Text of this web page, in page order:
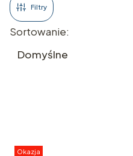
Filtry
Lista produktów
Sortowanie:
Domyślne
Okazja